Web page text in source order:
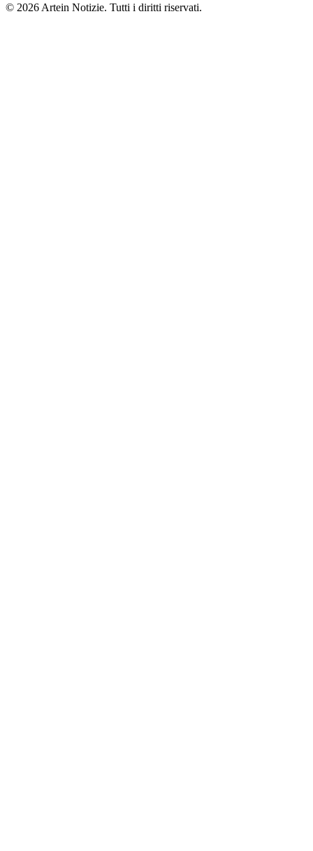
© 2026 Artein Notizie. Tutti i diritti riservati.